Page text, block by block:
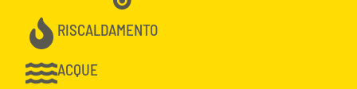
RISCALDAMENTO
ACQUE